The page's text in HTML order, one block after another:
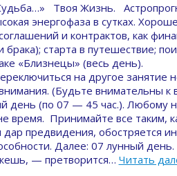
Твоя Жизнь.
энергофаза в сутках.
и контрактов, как
старта в путешествие;
«Близнецы» (весь день).
на другое занятие
(Будьте внимательны
день (по 07 — 45 час.). Любому
время. Принимайте все таким,
дар предвидения, обостряется
Далее: 07 лунный
— претворится… Читать